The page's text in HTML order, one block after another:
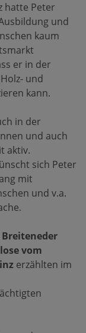
hatte Peter
und
kaum
er in der
und
kann.
in der
und auch
aktiv.
sich Peter
mit
und v.a.
vom
erzählten im